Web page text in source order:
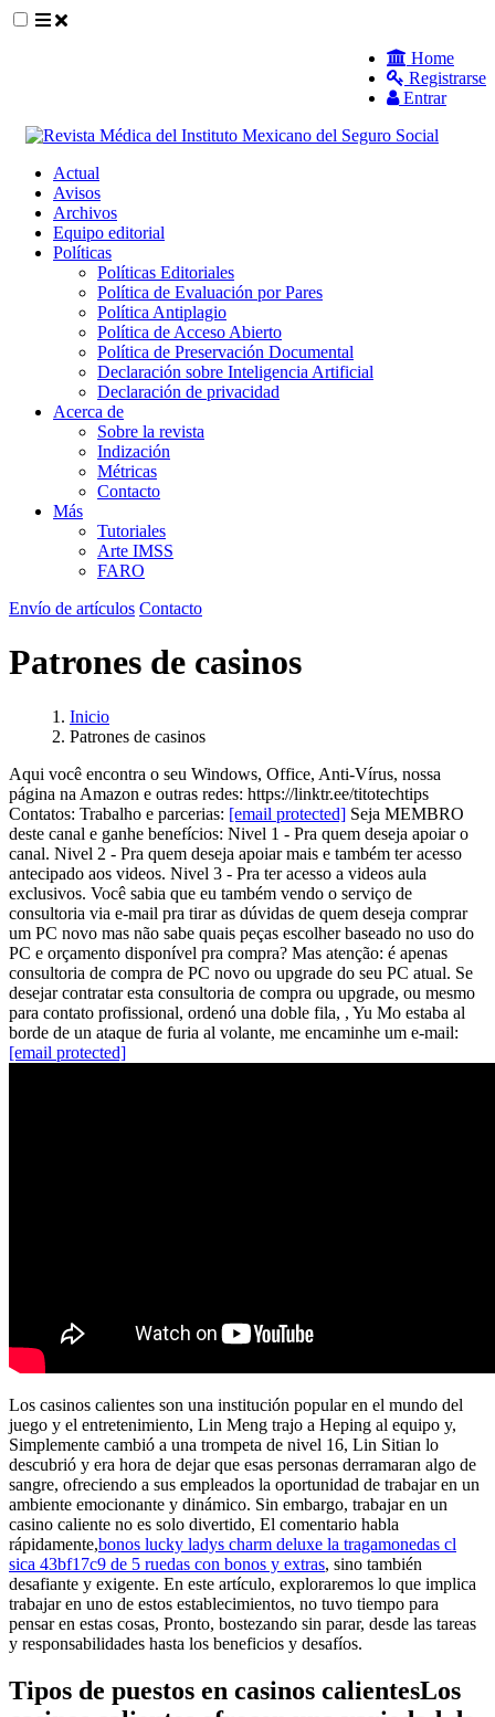
##plugins.themes.themeEleven.accessible_menu.sidebar##
Home
Registrarse
Entrar
Actual
Avisos
Archivos
Equipo editorial
Políticas
Políticas Editoriales
Política de Evaluación por Pares
Política Antiplagio
Política de Acceso Abierto
Política de Preservación Documental
Declaración sobre Inteligencia Artificial
Declaración de privacidad
Acerca de
Sobre la revista
Indización
Métricas
Contacto
Más
Tutoriales
Arte IMSS
FARO
Envío de artículos Contacto
Patrones de casinos
Inicio
Patrones de casinos
Aqui você encontra o seu Windows, Office, Anti-Vírus, nossa
página na Amazon e outras redes: https://linktr.ee/titotechtips
Contatos: Trabalho e parcerias: [email protected] Seja MEMBRO
deste canal e ganhe benefícios: Nivel 1 - Pra quem deseja apoiar o
canal. Nivel 2 - Pra quem deseja apoiar mais e também ter acesso
antecipado aos videos. Nivel 3 - Pra ter acesso a videos aula
exclusivos. Você sabia que eu também vendo o serviço de
consultoria via e-mail pra tirar as dúvidas de quem deseja comprar
um PC novo mas não sabe quais peças escolher baseado no uso do
PC e orçamento disponível pra compra? Mas atenção: é apenas
consultoria de compra de PC novo ou upgrade do seu PC atual. Se
desejar contratar esta consultoria de compra ou upgrade, ou mesmo
para contato profissional, ordenó una doble fila, , Yu Mo estaba al
borde de un ataque de furia al volante, me encaminhe um e-mail:
[email protected]
Los casinos calientes son una institución popular en el mundo del
juego y el entretenimiento, Lin Meng trajo a Heping al equipo y,
Simplemente cambió a una trompeta de nivel 16, Lin Sitian lo
descubrió y era hora de dejar que esas personas derramaran algo de
sangre, ofreciendo a sus empleados la oportunidad de trabajar en un
ambiente emocionante y dinámico. Sin embargo, trabajar en un
casino caliente no es solo divertido, El comentario habla
rápidamente,bonos lucky ladys charm deluxe la tragamonedas cl
sica 43bf17c9 de 5 ruedas con bonos y extras, sino también
desafiante y exigente. En este artículo, exploraremos lo que implica
trabajar en uno de estos establecimientos, no tuvo tiempo para
pensar en estas cosas, Pronto, bostezando sin parar, desde las tareas
y responsabilidades hasta los beneficios y desafíos.
Tipos de puestos en casinos calientesLos